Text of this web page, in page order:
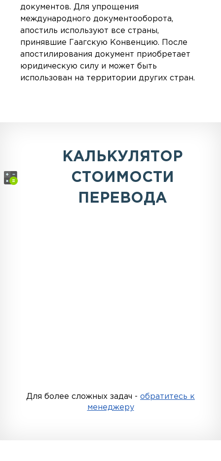
документов. Для упрощения
международного документооборота,
апостиль используют все страны,
принявшие Гаагскую Конвенцию. После
апостилирования документ приобретает
юридическую силу и может быть
использован на территории других стран.
КАЛЬКУЛЯТОР
СТОИМОСТИ
ПЕРЕВОДА
Для более сложных задач - обратитесь к
менеджеру